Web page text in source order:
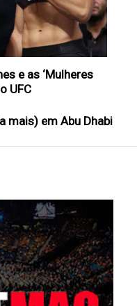
e as ‘Mulheres
UFC
mais) em Abu Dhabi